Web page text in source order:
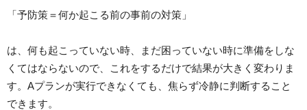
「予防策＝何か起こる前の事前の対策」
は、何も起こっていない時、まだ困っていない時に準備をしな
くてはならないので、これをするだけで結果が大きく変わりま
す。Aプランが実行できなくても、焦らず冷静に判断すること
できます。